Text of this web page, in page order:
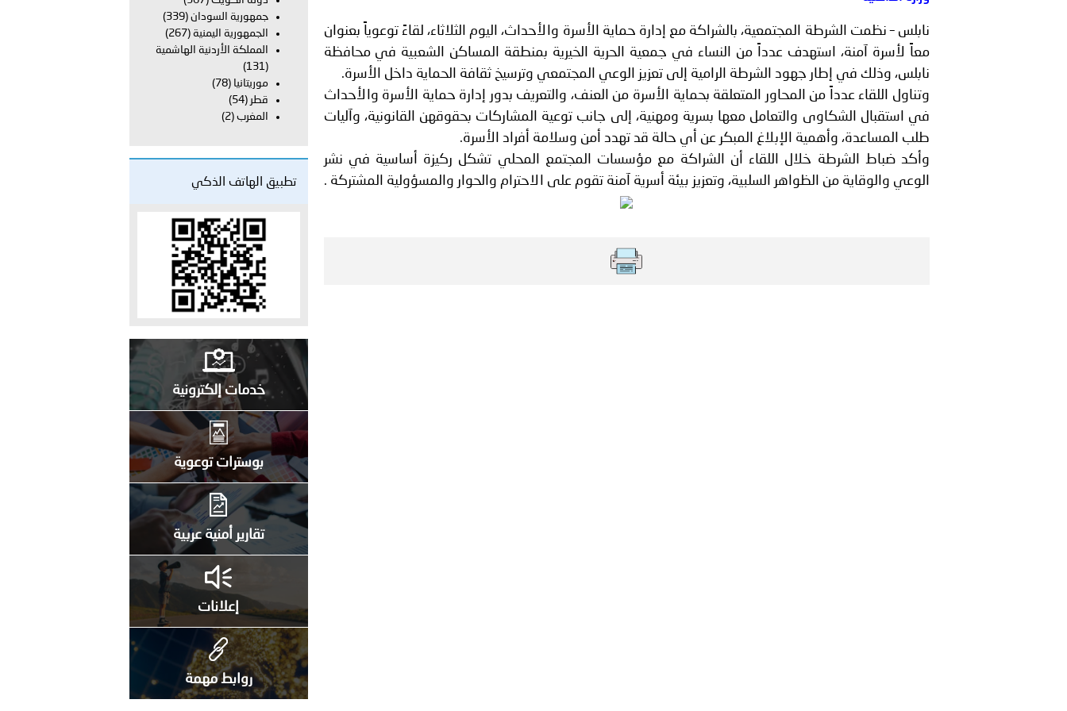
نابلس – نظمت الشرطة المجتمعية، بالشراكة مع إدارة حماية الأسرة والأحداث، اليوم الثلاثاء، لقاءً توعوياً بعنوان
معاً لأسرة آمنة، استهدف عدداً من النساء في جمعية الحرية الخيرية بمنطقة المساكن الشعبية في محافظة
نابلس، وذلك في إطار جهود الشرطة الرامية إلى تعزيز الوعي المجتمعي وترسيخ ثقافة الحماية داخل الأسرة.
وتناول اللقاء عدداً من المحاور المتعلقة بحماية الأسرة من العنف، والتعريف بدور إدارة حماية الأسرة والأحداث
في استقبال الشكاوى والتعامل معها بسرية ومهنية، إلى جانب توعية المشاركات بحقوقهن القانونية، وآليات
طلب المساعدة، وأهمية الإبلاغ المبكر عن أي حالة قد تهدد أمن وسلامة أفراد الأسرة.
وأكد ضباط الشرطة خلال اللقاء أن الشراكة مع مؤسسات المجتمع المحلي تشكل ركيزة أساسية في نشر
الوعي والوقاية من الظواهر السلبية، وتعزيز بيئة أسرية آمنة تقوم على الاحترام والحوار والمسؤولية المشتركة .
جمهورية السودان (339)
الجمهورية اليمنية (267)
المملكة الأردنية الهاشمية
(131)
موريتانيا (78)
قطر (54)
المغرب (2)
تطبيق الهاتف الذكي
خدمات إلكترونية
بوسترات توعوية
تقارير أمنية عربية
إعلانات
روابط مهمة